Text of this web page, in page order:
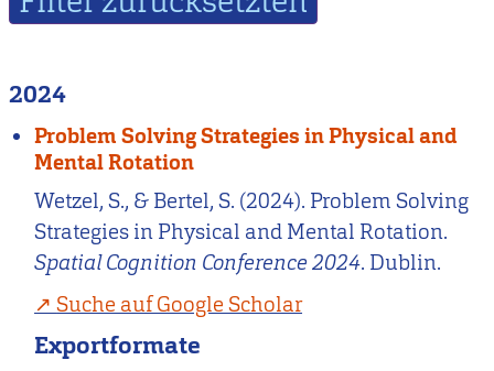
2024
Problem Solving Strategies in Physical and
Mental Rotation
Wetzel, S., & Bertel, S. (2024). Problem Solving
Strategies in Physical and Mental Rotation.
Spatial Cognition Conference 2024. Dublin.
Suche auf Google Scholar
Exportformate